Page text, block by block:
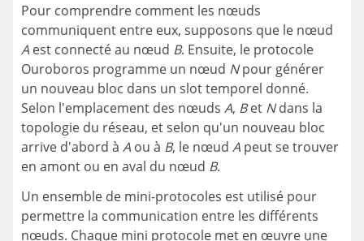
Pour comprendre comment les nœuds
communiquent entre eux, supposons que le nœud
A est connecté au nœud B. Ensuite, le protocole
Ouroboros programme un nœud Npour générer
un nouveau bloc dans un slot temporel donné.
Selon l'emplacement des nœuds A, Bet Ndans la
topologie du réseau, et selon qu'un nouveau bloc
arrive d'abord à A ou à B, le nœud A peut se trouver
en amont ou en aval du nœud B.
Un ensemble de mini-protocoles est utilisé pour
permettre la communication entre les différents
nœuds. Chaque mini protocole met en œuvre une